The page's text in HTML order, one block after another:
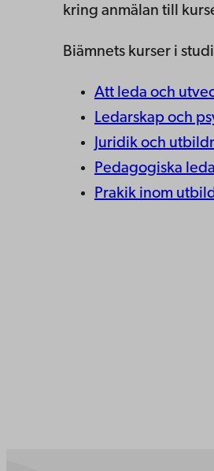
kring anmälan till
Biämnets kurser i
Att leda och
Ledarskap och
Juridik och
Pedagogiska
Prakik inom